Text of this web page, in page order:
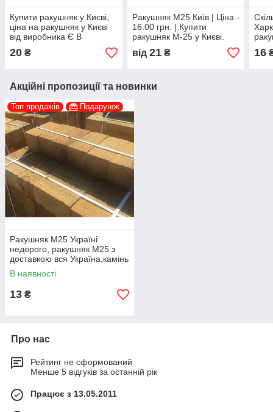
Купити ракушняк у Києві,
ціна на ракушняк у Києві
від виробника Є В
20 ₴
Ракушняк М25 Київ | Ціна -
16.00 грн. | Купити
ракушняк М-25 у Києві.
від 21₴ 16
Акційні пропозиції та новинки
Топ продажів Подарунок
Ракушняк М25 Україні
недорого, ракушняк М25 з
доставкою вся Україна,камінь
ракушняк М25 виробник
В наявності
13 ₴
Про нас
Рейтинг не сформований
Менше 5 відгуків за останній рік
Працює з 13.05.2011